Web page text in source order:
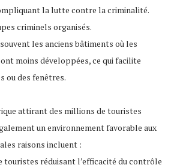
la lutte contre la criminalité.
criminels organisés.
les anciens bâtiments où les
moins développées, ce qui facilite
ou des fenêtres.
attirant des millions de touristes
un environnement favorable aux
raisons incluent :
touristes réduisant l’efficacité du contrôle